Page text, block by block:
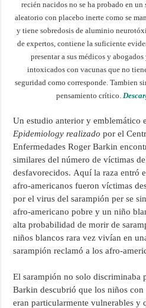
recién nacidos no se ha probado en
aleatorio con placebo inerte como se
y tiene sobredosis de aluminio
de expertos, contiene la suficiente
presentar a sus médicos y
intoxicados con vacunas que no
seguridad como corresponde. Tambien
pensamiento crítico.
Un estudio anterior y emblemático
Epidemiology realizado por el
Enfermedades Roger Barkin
similares del número de víctimas
desfavorecidos. Aquí la raza entró
afro-americanos fueron víctimas
por el virus del sarampión per se
afro-americano pobre y un niño
alta probabilidad de morir de
niños blancos rara vez vivían en
sarampión reclamó a los afro-
El sarampión no solo discriminaba
Barkin descubrió que los niños con
eran particularmente vulnerables y